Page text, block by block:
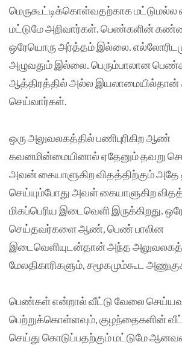
மெருகூட்டிக்கொள்வதற்காக
மட்டுமே அறிவார்கள். பெண்களின்
ஒரேயொரு அர்த்தம் இல்லை.
அழுவதும் இல்லை. பெரும்பாலான
ஆத்திரத்தில் அல்ல
செய்வார்கள்.
ஒரு அலுவலகத்தில் பணிபுரிகிற ஆண்
கவனமின்மையினால் ஏதேனும் தவறு
அவன் கையாளுகிற விதத்திற்கும்
செய்யும்போது அவள் கையாளுகிற
மிகப்பெரிய இடைவெளி இருக்கிறது.
செய்தவர்களை ஆண், பெண் பாலின
இடைவெளியுடன்தான் அந்த
மேலதிகாரிகளும், சமூகமும்கூட
பெண்கள் என்றால் வீட்டு வேலை
பெற்றுக்கொள்ளவும், குழந்தைகளின்
செய்து கொடுப்பதற்கும் மட்டுமே